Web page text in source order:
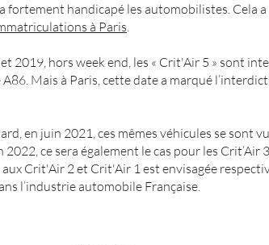
fortement handicapé les automobilistes.
à Paris.
2019, hors week end, les « Crit'Air 5 » sont
A86. Mais à Paris, cette date a marqué
en juin 2021, ces mêmes véhicules se sont
2022, ce sera également le cas pour les Crit’Air
aux Crit'Air 2 et Crit'Air 1 est envisagée
l’industrie automobile Française.